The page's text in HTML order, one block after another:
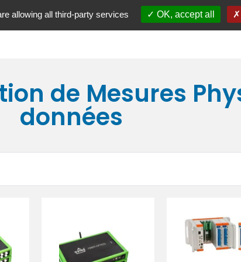
NOS SERVICES SECTEURS D’ACTIVITÉ
de Mesures
données
allowing all third-party services OK, accept all